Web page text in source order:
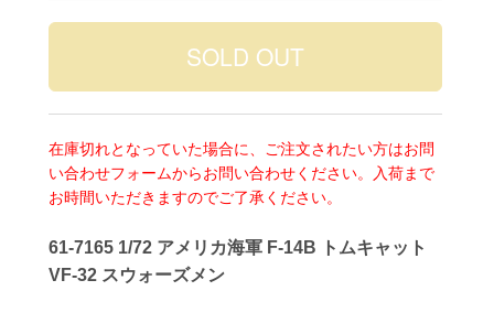
在庫切れとなっていた場合に、ご注文されたい方はお問
い合わせフォームからお問い合わせください。入荷まで
お時間いただきますのでご了承ください。
61-7165 1/72 アメリカ海軍 F-14B トムキャット
VF-32 スウォーズメン